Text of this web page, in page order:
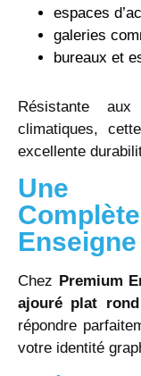
espaces
galeries
bureaux et
Résistante
climatiques,
excellente
Une
Enseigne
Chez Premium
ajouré plat rond
répondre
votre identité